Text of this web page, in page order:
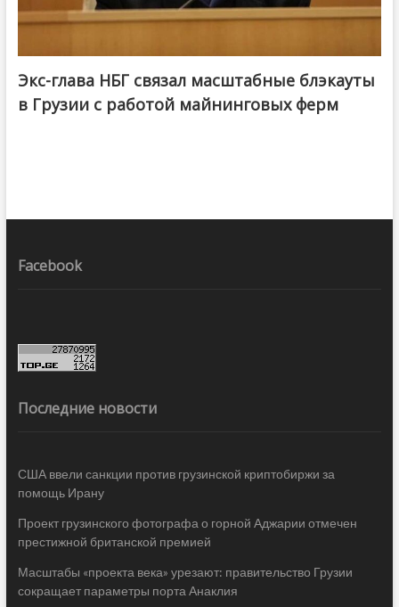
Экс-глава НБГ связал масштабные блэкауты
в Грузии с работой майнинговых ферм
Facebook
Последние новости
США ввели санкции против грузинской криптобиржи за
помощь Ирану
Проект грузинского фотографа о горной Аджарии отмечен
престижной британской премией
Масштабы «проекта века» урезают: правительство Грузии
сокращает параметры порта Анаклия